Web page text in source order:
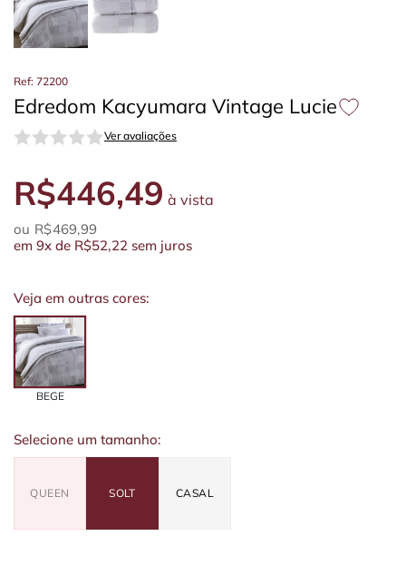
Ref: 72200
Edredom Kacyumara Vintage Lucie
Ver avaliações
R$446,49 à vista
R$469,99
em 9x de R$52,22 sem juros
Veja em outras cores:
BEGE
Selecione um tamanho:
QUEEN SOLT CASAL